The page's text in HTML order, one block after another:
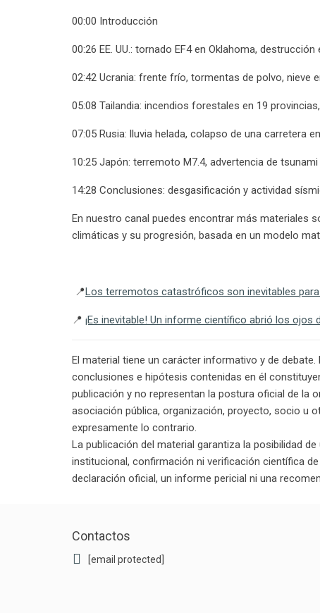
00:00 Introducción
00:26 EE. UU.: tornado EF4 en Oklahoma, destrucción
02:42 Ucrania: frente frío, tormentas de polvo, nieve
05:08 Tailandia: incendios forestales en 19
07:05 Rusia: lluvia helada, colapso de una carretera
10:25 Japón: terremoto M7.4, advertencia de
14:28 Conclusiones: desgasificación y actividad
En nuestro canal puedes encontrar más materiales
climáticas y su progresión, basada en un modelo
📍Los terremotos catastróficos son inevitables para
📍 ¡Es inevitable! Un informe científico abrió los ojos
El material tiene un carácter informativo y de
conclusiones e hipótesis contenidas en él
publicación y no representan la postura oficial de la
asociación pública, organización, proyecto, socio u
expresamente lo contrario.
La publicación del material garantiza la posibilidad
institucional, confirmación ni verificación científica
declaración oficial, un informe pericial ni una
Contactos
[email protected]